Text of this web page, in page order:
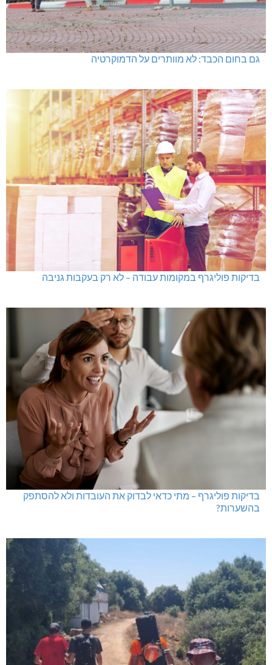
גם בחום הכבד: לא מוותרים על הדמוקרטיה
בדיקות פוליגרף במקומות עבודה – לא רק בעקבות גניבה
בדיקות פוליגרף – מתי כדאי לבדוק את העובדות ולא להסתפק
בהשערות?